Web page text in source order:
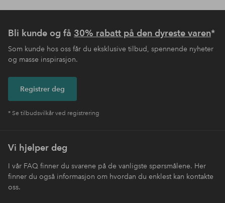
Bli kunde og få 30% rabatt på den dyreste varen*
Som kunde hos oss får du eksklusive tilbud, spennende nyheter
og masse inspirasjon.
Registrer deg
* Se tilbudsvilkår ved registrering
Vi hjelper deg
I vår FAQ finner du svarene på de vanligste spørsmålene. Her
finner du også informasjon om hvordan du enklest kan kontakte
oss.